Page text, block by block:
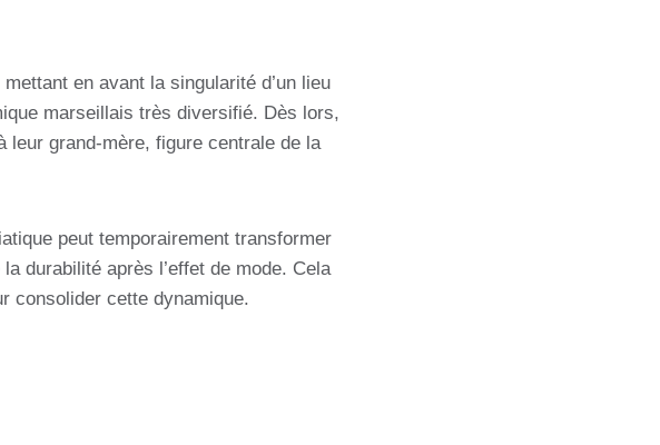
en avant la singularité d’un lieu
marseillais très diversifié. Dès lors,
leur grand-mère, figure centrale de la
peut temporairement transformer
durabilité après l’effet de mode. Cela
consolider cette dynamique.